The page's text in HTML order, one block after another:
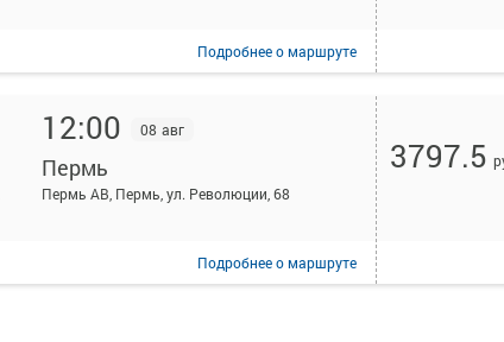
Подробнеео маршруте
12:00 08 авг
Пермь
Пермь АВ, Пермь, ул. Революции, 68
Подробнеео маршруте
3797.5